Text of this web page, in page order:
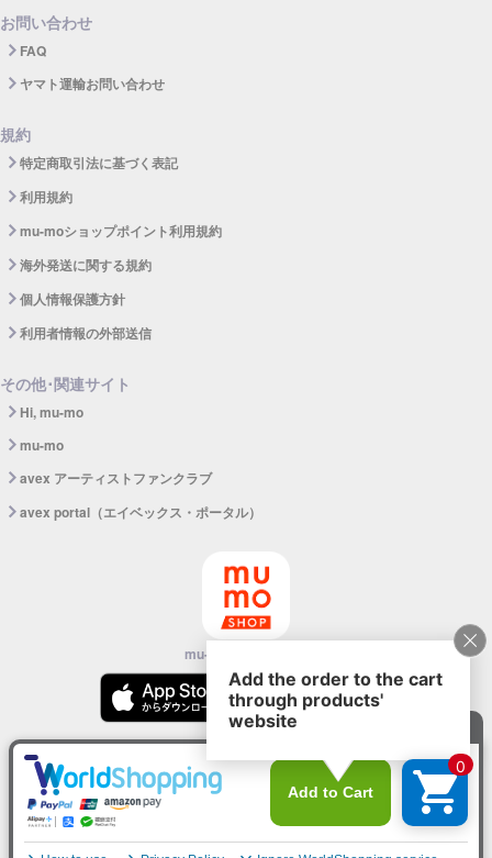
お問い合わせ
FAQ
ヤマト運輸お問い合わせ
規約
特定商取引法に基づく表記
利用規約
mu-moショップポイント利用規約
海外発送に関する規約
個人情報保護方針
利用者情報の外部送信
その他･関連サイト
Hi, mu-mo
mu-mo
avex アーティストファンクラブ
avex portal（エイベックス・ポータル）
mu-mo SHOPアプリ